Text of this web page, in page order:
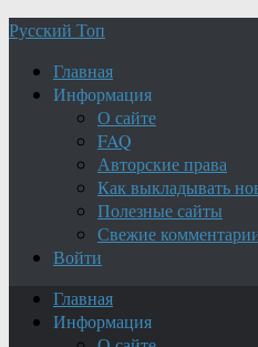
Русский Топ
Главная
Информация
О сайте
FAQ
Авторские права
Как выкладывать
Полезные сайты
Свежие
Войти
Главная
Информация